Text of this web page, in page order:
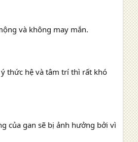
và không may mắn.
thức hệ và tâm trí thì rất khó
của gan sẽ bị ảnh hưởng bởi vì